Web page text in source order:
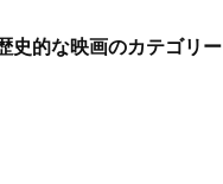
史的な映画のカテゴリー